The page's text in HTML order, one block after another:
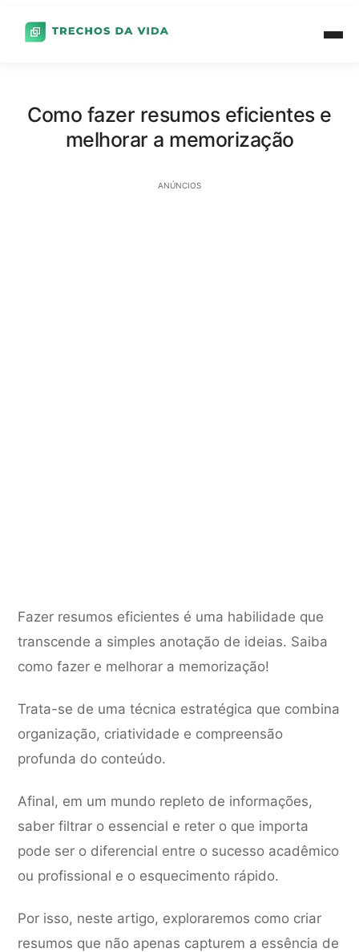
Como fazer resumos eficientes e
melhorar a memorização
ANÚNCIOS
Fazer resumos eficientes é uma habilidade que
transcende a simples anotação de ideias. Saiba
como fazer e melhorar a memorização!
Trata-se de uma técnica estratégica que combina
organização, criatividade e compreensão
profunda do conteúdo.
Afinal, em um mundo repleto de informações,
saber filtrar o essencial e reter o que importa
pode ser o diferencial entre o sucesso acadêmico
ou profissional e o esquecimento rápido.
Por isso, neste artigo, exploraremos como criar
resumos que não apenas capturem a essência de